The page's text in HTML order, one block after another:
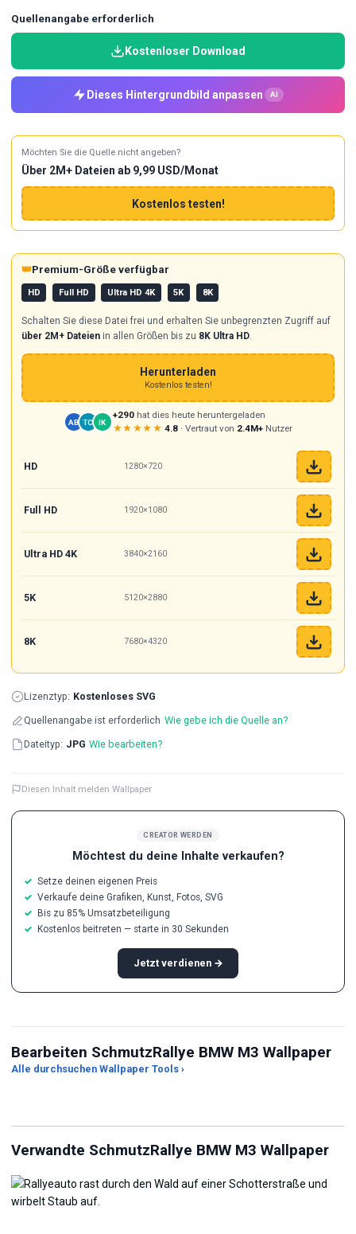
CREATOR WERDEN
Möchtest du deine Inhalte verkaufen?
Setze deinen eigenen Preis
Verkaufe deine Grafiken, Kunst, Fotos, SVG
Bis zu 85% Umsatzbeteiligung
Kostenlos beitreten — starte in 30 Sekunden
Jetzt verdienen →
Quellenangabe erforderlich
Kostenloser Download
Dieses Hintergrundbild anpassen AI
Möchten Sie die Quelle nicht angeben?
Über 2M+ Dateien ab 9,99 USD/Monat
Kostenlos testen!
👑Premium-Größe verfügbar
HD Full HD Ultra HD 4K 5K 8K
Schalten Sie diese Datei frei und erhalten Sie unbegrenzten Zugriff auf
über 2M+ Dateienin allen Größen bis zu 8K Ultra HD.
Herunterladen
Kostenlos testen!
AB TC IK
+290hat dies heute heruntergeladen
★★★★★ 4.8 · Vertraut von 2.4M+ Nutzer
HD 1280×720
Full HD 1920×1080
Ultra HD 4K 3840×2160
5K 5120×2880
8K 7680×4320
Lizenztyp: Kostenloses SVG
Quellenangabe ist erforderlich Wie gebe ich die Quelle an?
Dateityp: JPG Wie bearbeiten?
Diesen Inhalt melden Wallpaper
Bearbeiten SchmutzRallye BMW M3 Wallpaper
Alle durchsuchen Wallpaper Tools ›
JPG-Kompressor Live Wallpaper Maker
Verwandte SchmutzRallye BMW M3 Wallpaper